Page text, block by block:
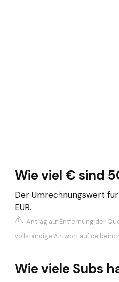
Wie viel € sind
Der Umrechnungswert
EUR.
Antrag auf Entfernung der
vollständige Antwort auf
Wie viele Subs